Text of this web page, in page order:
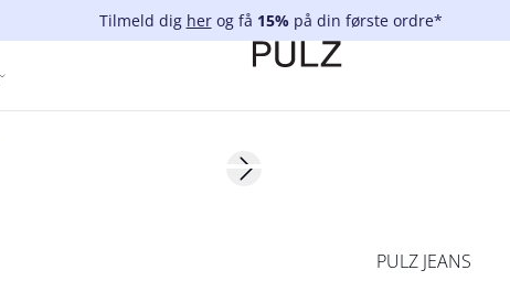
Tilmeld dig herog få 15%på din første ordre*
Next slide
PULZ JEANS